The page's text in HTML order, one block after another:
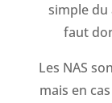
simple du
faut
Les NAS
mais en